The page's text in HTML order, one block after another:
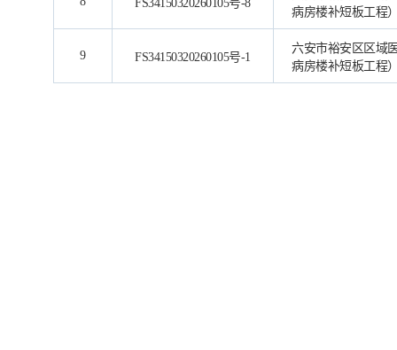
FS34150320260105号-8
病房楼补短板工程
9 FS34150320260105号-1
六安市裕安区区域
病房楼补短板工程